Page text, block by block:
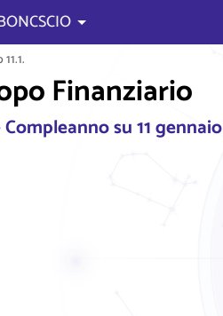
Finanziario
su 11 gennaio